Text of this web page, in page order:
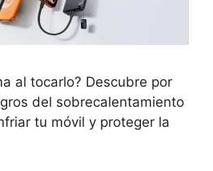
al tocarlo? Descubre por
del sobrecalentamiento
tu móvil y proteger la